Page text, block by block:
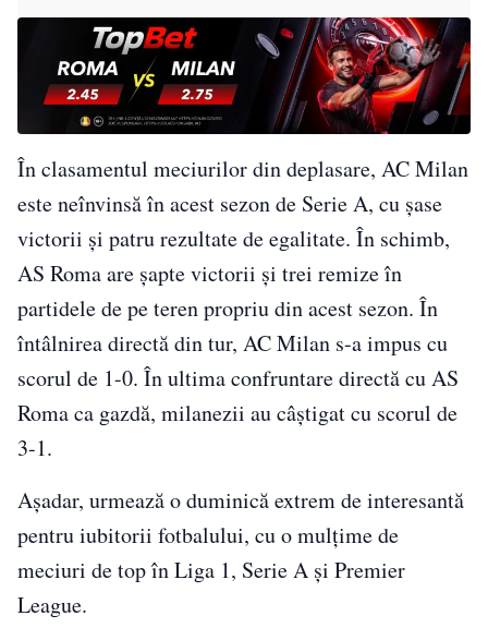
În clasamentul meciurilor din deplasare, AC Milan
este neînvinsă în acest sezon de Serie A, cu șase
victorii și patru rezultate de egalitate. În schimb,
AS Roma are șapte victorii și trei remize în
partidele de pe teren propriu din acest sezon. În
întâlnirea directă din tur, AC Milan s-a impus cu
scorul de 1-0. În ultima confruntare directă cu AS
Roma ca gazdă, milanezii au câștigat cu scorul de
3-1.
Așadar, urmează o duminică extrem de interesantă
pentru iubitorii fotbalului, cu o mulțime de
meciuri de top în Liga 1, Serie A și Premier
League.